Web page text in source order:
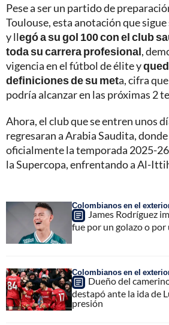
Pese a ser un partido de
Toulouse, esta anotación que
y llegó a su gol 100 con el club
toda su carrera profesional,
vigencia en el fútbol de élite y
definiciones de su meta, cifra
podría alcanzar en las próximas 2
Ahora, el club que se entren unos
regresaran a Arabia Saudita,
oficialmente la temporada 2025-26
la Supercopa, enfrentando a Al-
Colombianos en el
James Rodríguez
fue por un golazo o por
Colombianos en el
Dueño del
destapó ante la ida de
presión